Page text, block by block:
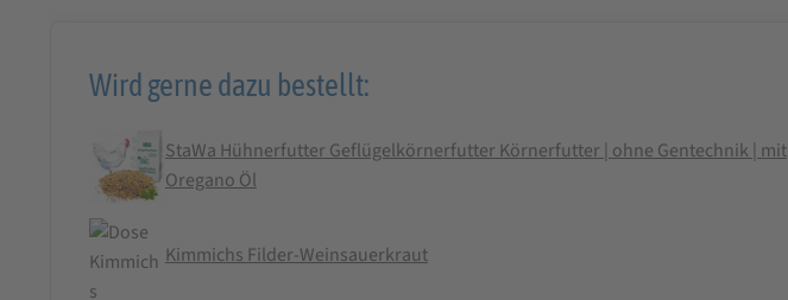
Wird gerne dazu bestellt:
StaWa Hühnerfutter Geflügelkörnerfutter Körnerfutter | ohne Gentechnik | mit
Oregano Öl
Kimmichs Filder-Weinsauerkraut